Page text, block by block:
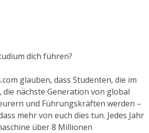
dich führen?
glauben, dass Studenten, die im
die nächste Generation von global
und Führungskräften werden –
mehr von euch dies tun. Jedes Jahr
über 8 Millionen